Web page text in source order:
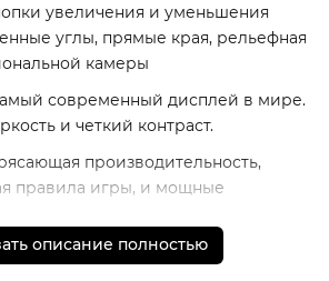
увеличения и уменьшения
углы, прямые края, рельефная
камеры
современный дисплей в мире.
и четкий контраст.
производительность,
правила игры, и мощные
pro с легкостью iPadOS и
описание полностью